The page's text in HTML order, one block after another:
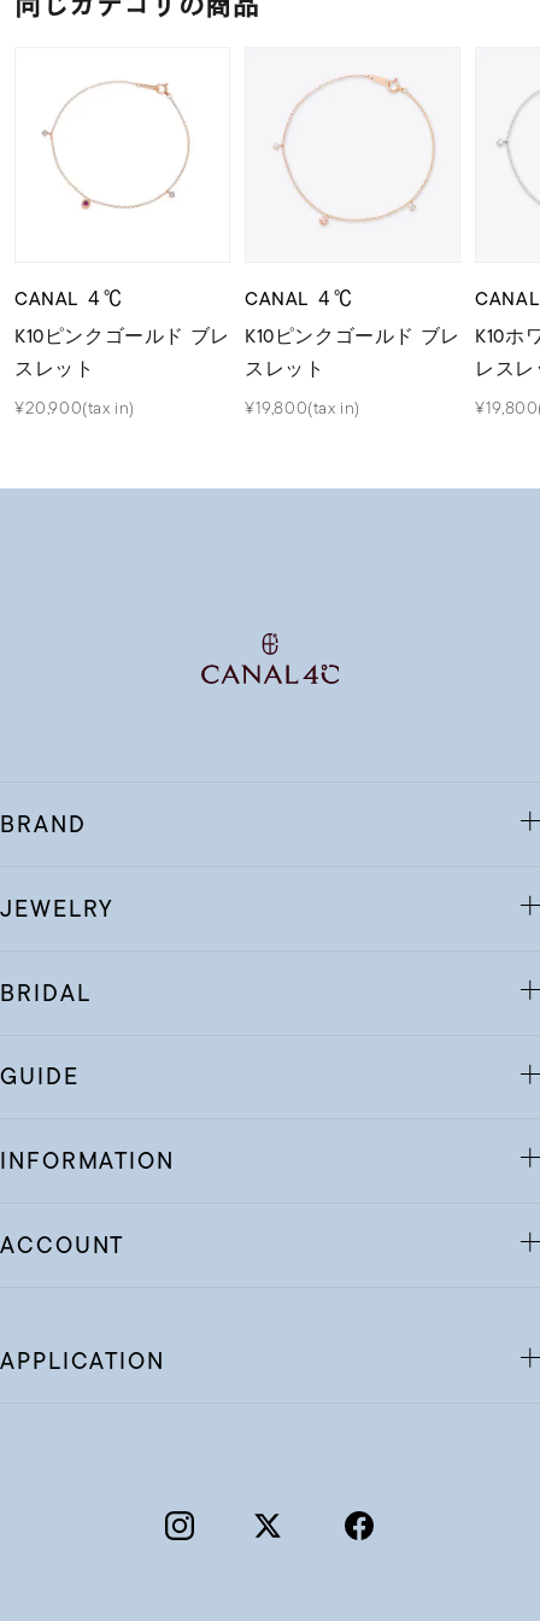
CANAL ４℃
K10ピンクゴールド ブレ
スレット
¥20,900(tax in)
CANAL ４℃
K10ピンクゴールド ブレ
スレット
¥19,800(tax in)
K10ホ
レス
BRAND
JEWELRY
BRIDAL
GUIDE
INFORMATION
ACCOUNT
APPLICATION